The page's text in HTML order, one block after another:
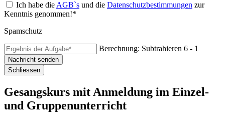
Ich habe die AGB`s und die Datenschutzbestimmungen zur
Kenntnis genommen!*
Spamschutz
Berechnung: Subtrahieren 6 - 1
Nachricht senden
Schliessen
Gesangskurs mit Anmeldung im Einzel-
und Gruppenunterricht